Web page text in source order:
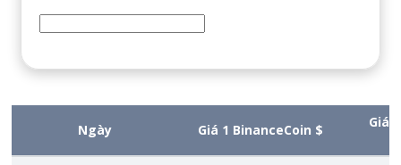
Ngày Giá 1 BinanceCoin $ Giá